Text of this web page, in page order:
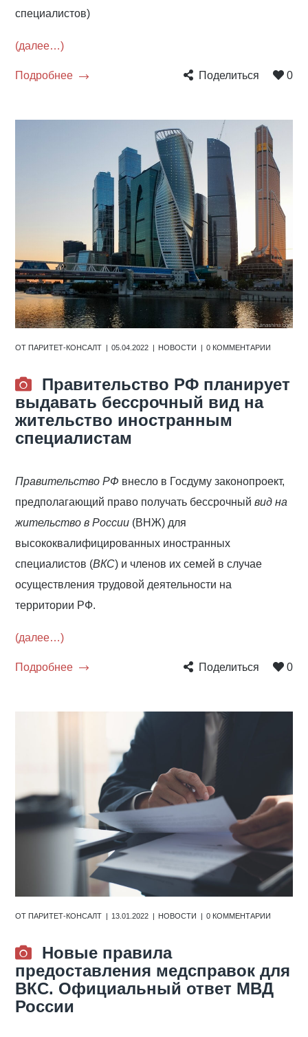
специалистов)
(далее…)
Подробнее Поделиться 0
ОТПАРИТЕТ-КОНСАЛТ 05.04.2022 НОВОСТИ 0 КОММЕНТАРИИ
Правительство РФ планирует
выдавать бессрочный вид на
жительство иностранным
специалистам
Правительство РФ внесло в Госдуму законопроект,
предполагающий право получать бессрочныйвид на
жительство в России (ВНЖ) для
высококвалифицированных иностранных
специалистов (ВКС) и членов их семей в случае
осуществления трудовой деятельности на
территории РФ.
(далее…)
Подробнее Поделиться 0
ОТПАРИТЕТ-КОНСАЛТ 13.01.2022 НОВОСТИ 0 КОММЕНТАРИИ
Новые правила
предоставления медсправок для
ВКС. Официальный ответ МВД
России